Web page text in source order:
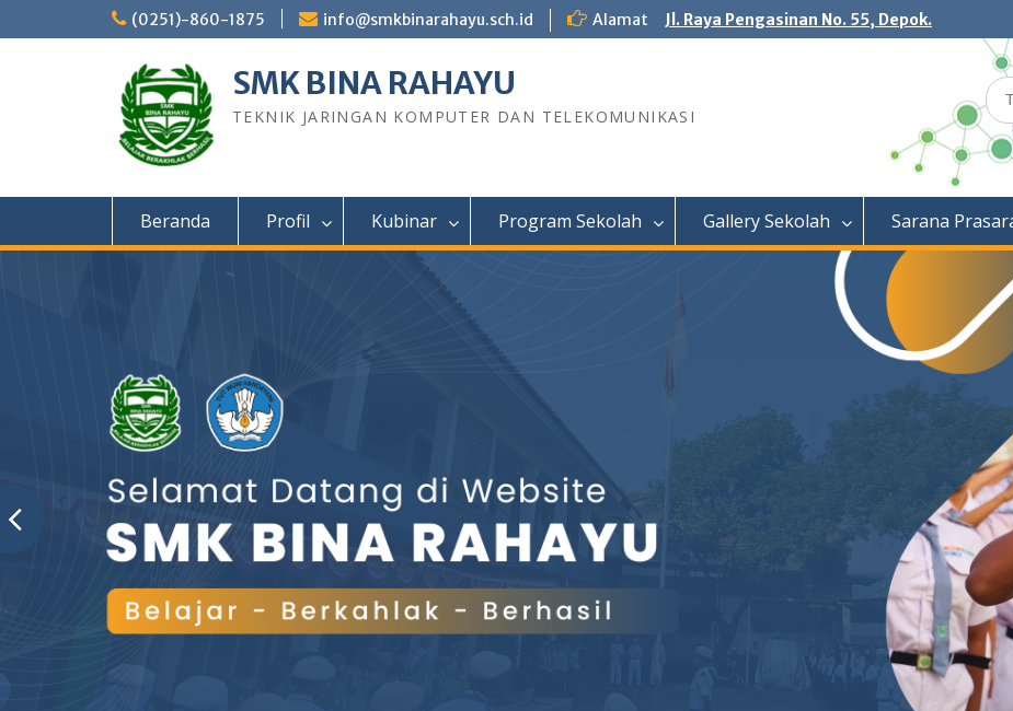
to
(0251)-860-1875 info@smkbinarahayu.sch.id Alamat Jl. Raya Pengasinan No. 55, Depok.
SMK BINA RAHAYU
TEKNIK JARINGAN KOMPUTER DAN TELEKOMUNIKASI
for:
Beranda Profil Kubinar Program Sekolah Gallery Sekolah Sarana